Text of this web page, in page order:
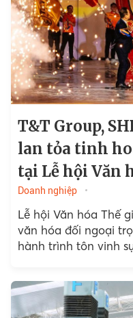
T&T Group,
lan tỏa tinh
tại Lễ hội Văn
Doanh nghiệp
Lễ hội Văn hóa Thế
văn hóa đối ngoại
hành trình tôn vinh